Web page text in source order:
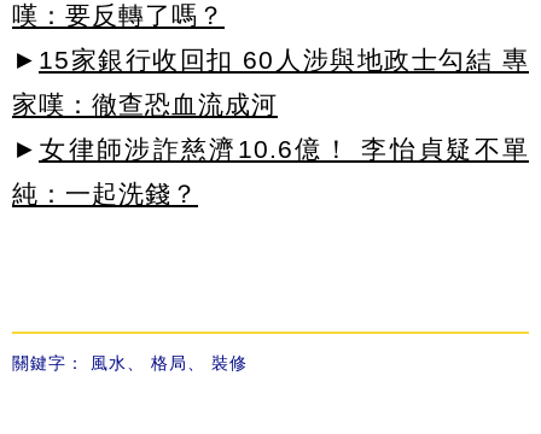
嘆：要反轉了嗎？
► 15家銀行收回扣 60人涉與地政士勾結 專
家嘆：徹查恐血流成河
► 女律師涉詐慈濟10.6億！ 李怡貞疑不單
純：一起洗錢？
關鍵字： 風水 格局 裝修